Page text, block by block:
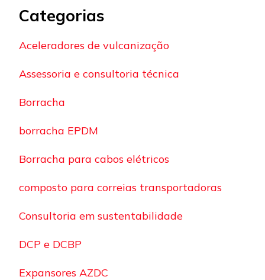
Categorias
Aceleradores de vulcanização
Assessoria e consultoria técnica
Borracha
borracha EPDM
Borracha para cabos elétricos
composto para correias transportadoras
Consultoria em sustentabilidade
DCP e DCBP
Expansores AZDC